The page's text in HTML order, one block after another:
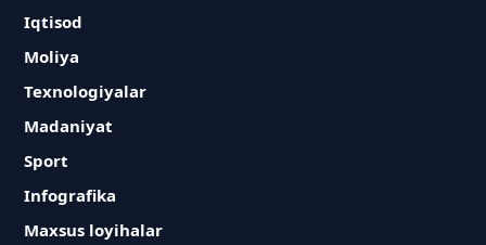
Iqtisod
Moliya
Texnologiyalar
Madaniyat
Sport
Infografika
Maxsus loyihalar